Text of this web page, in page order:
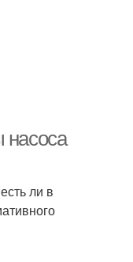
насоса
ли в